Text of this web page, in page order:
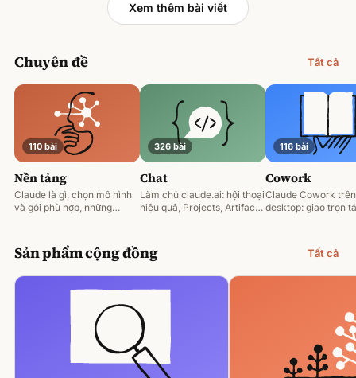
Xem thêm bài viết
Chuyên đề Tất cả
110 bài
Nền tảng
Claude là gì, chọn mô hình
và gói phù hợp, những
326 bài
Chat
Làm chủ claude.ai: hội thoại
hiệu quả, Projects, Artifacts
116 bài
Cowork
Claude Cowork trên
desktop: giao trọn
Sản phẩm cộng đồng Tất cả